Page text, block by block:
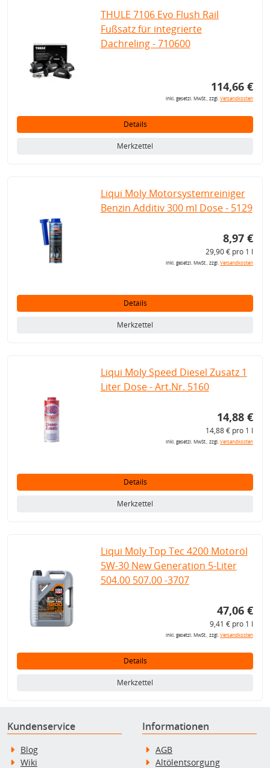
THULE 7106 Evo Flush Rail
Fußsatz für integrierte
Dachreling - 710600
114,66 €
inkl. gesetzl. MwSt., zzgl.Versandkosten
Details
Merkzettel
Liqui Moly Motorsystemreiniger
Benzin Additiv 300 ml Dose - 5129
8,97 €
29,90 € pro 1 l
inkl. gesetzl. MwSt., zzgl.Versandkosten
Details
Merkzettel
Liqui Moly Speed Diesel Zusatz 1
Liter Dose - Art.Nr. 5160
14,88 €
14,88 € pro 1 l
inkl. gesetzl. MwSt., zzgl.Versandkosten
Details
Merkzettel
Liqui Moly Top Tec 4200 Motoröl
5W-30 New Generation 5-Liter
504.00 507.00 -3707
47,06 €
9,41 € pro 1 l
inkl. gesetzl. MwSt., zzgl.Versandkosten
Details
Merkzettel
Kundenservice
Blog
Wiki
Informationen
AGB
Altölentsorgung